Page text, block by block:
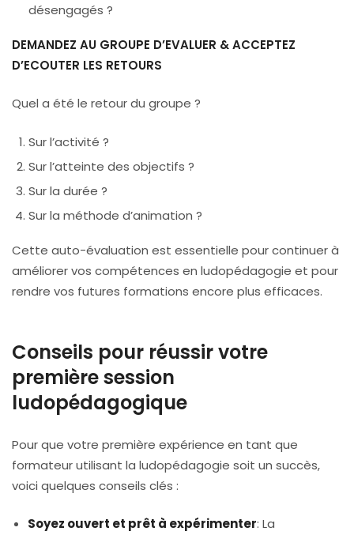
désengagés ?
DEMANDEZ AU GROUPE D’EVALUER & ACCEPTEZ
D’ECOUTER LES RETOURS
Quel a été le retour du groupe ?
Sur l’activité ?
Sur l’atteinte des objectifs ?
Sur la durée ?
Sur la méthode d’animation ?
Cette auto-évaluation est essentielle pour continuer à
améliorer vos compétences en ludopédagogie et pour
rendre vos futures formations encore plus efficaces.
Conseils pour réussir votre
première session
ludopédagogique
Pour que votre première expérience en tant que
formateur utilisant la ludopédagogie soit un succès,
voici quelques conseils clés :
Soyez ouvert et prêt à expérimenter: La